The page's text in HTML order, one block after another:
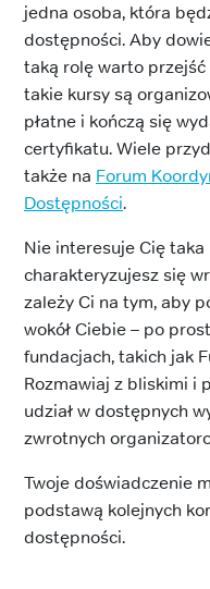
jedna osoba, która
dostępności. Aby
taką rolę warto
takie kursy są
płatne i kończą się
certyfikatu. Wiele
także na Forum
Dostępności.
Nie interesuje Cię
charakteryzujesz się
zależy Ci na tym, aby
wokół Ciebie – po
fundacjach, takich jak
Rozmawiaj z bliskimi i
udział w dostępnych
zwrotnych
Twoje doświadczenie
podstawą kolejnych
dostępności.